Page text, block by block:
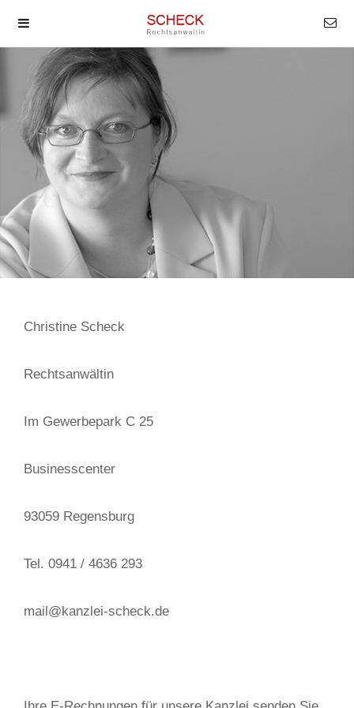
Christine Scheck
Rechtsanwältin
Im Gewerbepark C 25
Businesscenter
93059 Regensburg
Tel. 0941 / 4636 293
mail@kanzlei-scheck.de